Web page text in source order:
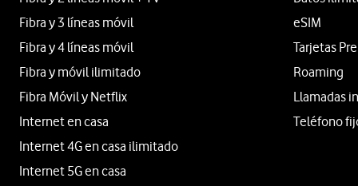
Fibra y 3 líneas móvil
Fibra y 4 líneas móvil
Fibra y móvil ilimitado
Fibra Móvil y Netflix
Internet en casa
Internet 4G en casa ilimitado
Internet 5G en casa
eSIM
Tarjetas
Roaming
Llamadas
Teléfono